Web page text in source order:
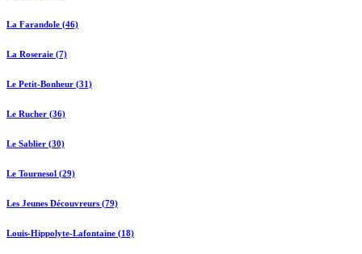
La Farandole (46)
La Roseraie (7)
Le Petit-Bonheur (31)
Le Rucher (36)
Le Sablier (30)
Le Tournesol (29)
Les Jeunes Découvreurs (79)
Louis-Hippolyte-Lafontaine (18)